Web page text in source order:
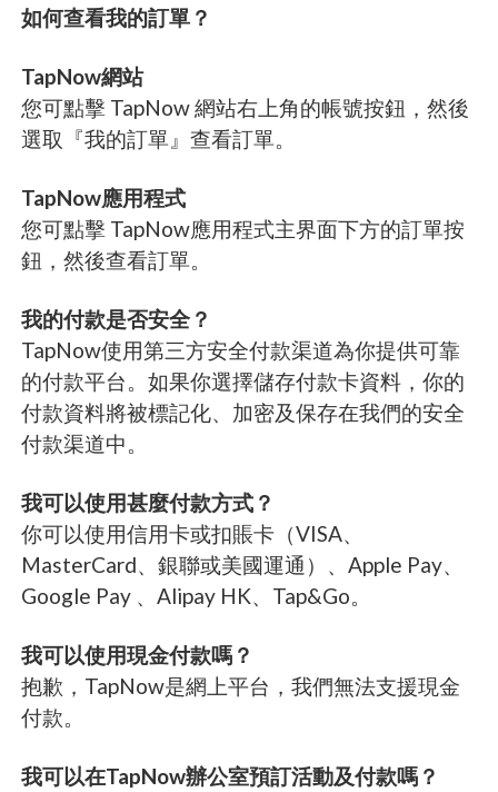
如何查看我的訂單？
TapNow網站
您可點擊 TapNow 網站右上角的帳號按鈕，然後
選取『我的訂單』查看訂單。
TapNow應用程式
您可點擊 TapNow應用程式主界面下方的訂單按
鈕，然後查看訂單。
我的付款是否安全？
TapNow使用第三方安全付款渠道為你提供可靠
的付款平台。如果你選擇儲存付款卡資料，你的
付款資料將被標記化、加密及保存在我們的安全
付款渠道中。
我可以使用甚麼付款方式？
你可以使用信用卡或扣賬卡（VISA、
MasterCard、銀聯或美國運通）、Apple Pay、
Google Pay 、Alipay HK、Tap&Go。
我可以使用現金付款嗎？
抱歉，TapNow是網上平台，我們無法支援現金
付款。
我可以在TapNow辦公室預訂活動及付款嗎？